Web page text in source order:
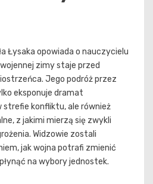
Łysaka opowiada o nauczycielu
zimy staje przed
Jego podróż przez
eksponuje dramat
strefie konfliktu, ale również
z jakimi mierzą się zwykli
Widzowie zostali
jak wojna potrafi zmienić
na wybory jednostek.